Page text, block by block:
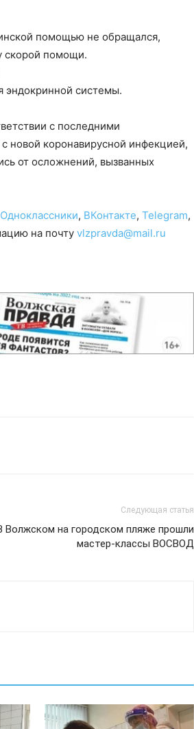
помощью не обращался,
скорой помощи.
эндокринной системы.
с последними
новой коронавирусной инфекцией,
от осложнений, вызванных
Одноклассники, ВКонтакте, Telegram,
на почту vlzpravda@mail.ru
Следующая статья
Волжском на городском пляже прошли
мастер-классы ВОСВОД